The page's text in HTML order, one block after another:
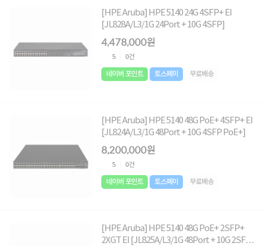
[HPE Aruba] HPE 5140 24G 4SFP+ EI
[JL828A/L3/1G 24Port + 10G 4SFP]
4,478,000원
5 0건
네이버 포인트 토스페이 무료배송
[HPE Aruba] HPE 5140 48G PoE+ 4SFP+ EI
[JL824A/L3/1G 48Port + 10G 4SFP PoE+]
8,200,000원
5 0건
네이버 포인트 토스페이 무료배송
[HPE Aruba] HPE 5140 48G PoE+ 2SFP+
2XGT EI [JL825A/L3/1G 48Port + 10G 2SFP+